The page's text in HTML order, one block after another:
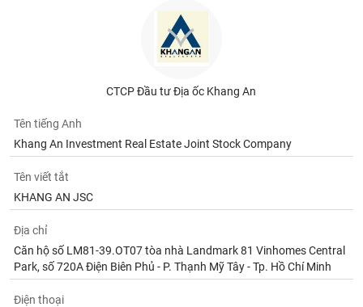
CTCP Đầu tư Địa ốc Khang An
Tên tiếng Anh
Khang An Investment Real Estate Joint Stock Company
Tên viết tắt
KHANG AN JSC
Địa chỉ
Căn hộ số LM81-39.OT07 tòa nhà Landmark 81 Vinhomes Central
Park, số 720A Điện Biên Phủ - P. Thạnh Mỹ Tây - Tp. Hồ Chí Minh
Điện thoại